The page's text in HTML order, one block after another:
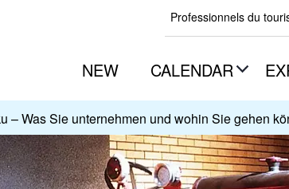
Professionnels du
NEW CALENDAR
– Was Sie unternehmen und wohin Sie gehen